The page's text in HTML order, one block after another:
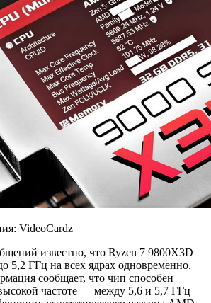
VideoCardz
известно, что Ryzen 7 9800X3D
5,2 ГГц на всех ядрах одновременно.
сообщает, что чип способен
частоте — между 5,6 и 5,7 ГГц